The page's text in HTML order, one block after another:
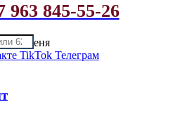
меня
TikTok Телеграм
963 845-55-26